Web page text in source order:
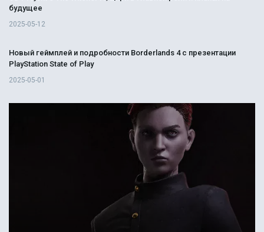
будущее
2025-05-12
Новый геймплей и подробности Borderlands 4 с презентации
PlayStation State of Play
2025-05-01